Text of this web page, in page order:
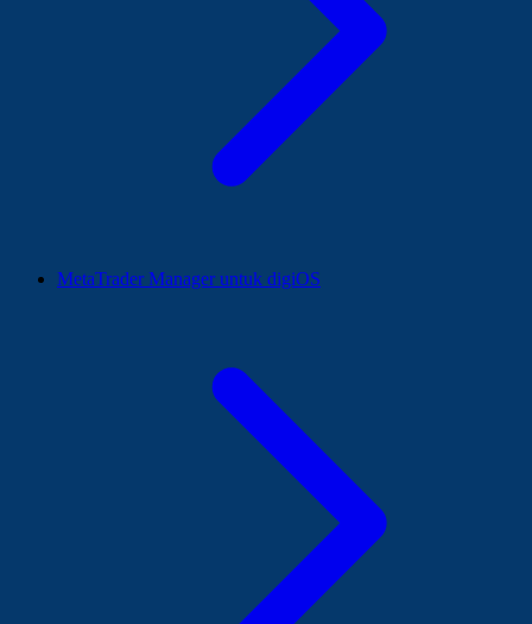
MetaTrader Manager untuk digiOS